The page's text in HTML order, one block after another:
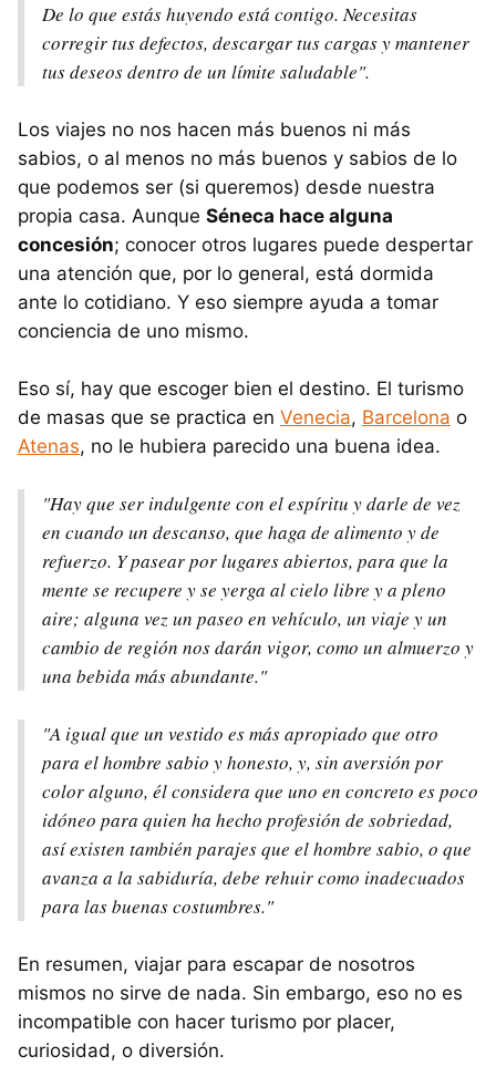
De lo que estás huyendo está contigo. Necesitas
corregir tus defectos, descargar tus cargas y mantener
tus deseos dentro de un límite saludable".
Los viajes no nos hacen más buenos ni más
sabios, o al menos no más buenos y sabios de lo
que podemos ser (si queremos) desde nuestra
propia casa. Aunque Séneca hace alguna
concesión; conocer otros lugares puede despertar
una atención que, por lo general, está dormida
ante lo cotidiano. Y eso siempre ayuda a tomar
conciencia de uno mismo.
Eso sí, hay que escoger bien el destino. El turismo
de masas que se practica en Venecia, Barcelona o
Atenas, no le hubiera parecido una buena idea.
"Hay que ser indulgente con el espíritu y darle de vez
en cuando un descanso, que haga de alimento y de
refuerzo. Y pasear por lugares abiertos, para que la
mente se recupere y se yerga al cielo libre y a pleno
aire; alguna vez un paseo en vehículo, un viaje y un
cambio de región nos darán vigor, como un almuerzo y
una bebida más abundante."
"A igual que un vestido es más apropiado que otro
para el hombre sabio y honesto, y, sin aversión por
color alguno, él considera que uno en concreto es poco
idóneo para quien ha hecho profesión de sobriedad,
así existen también parajes que el hombre sabio, o que
avanza a la sabiduría, debe rehuir como inadecuados
para las buenas costumbres."
En resumen, viajar para escapar de nosotros
mismos no sirve de nada. Sin embargo, eso no es
incompatible con hacer turismo por placer,
curiosidad, o diversión.